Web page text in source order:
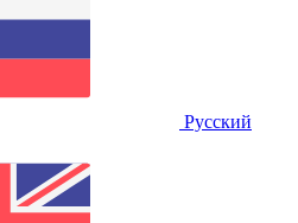
Русский